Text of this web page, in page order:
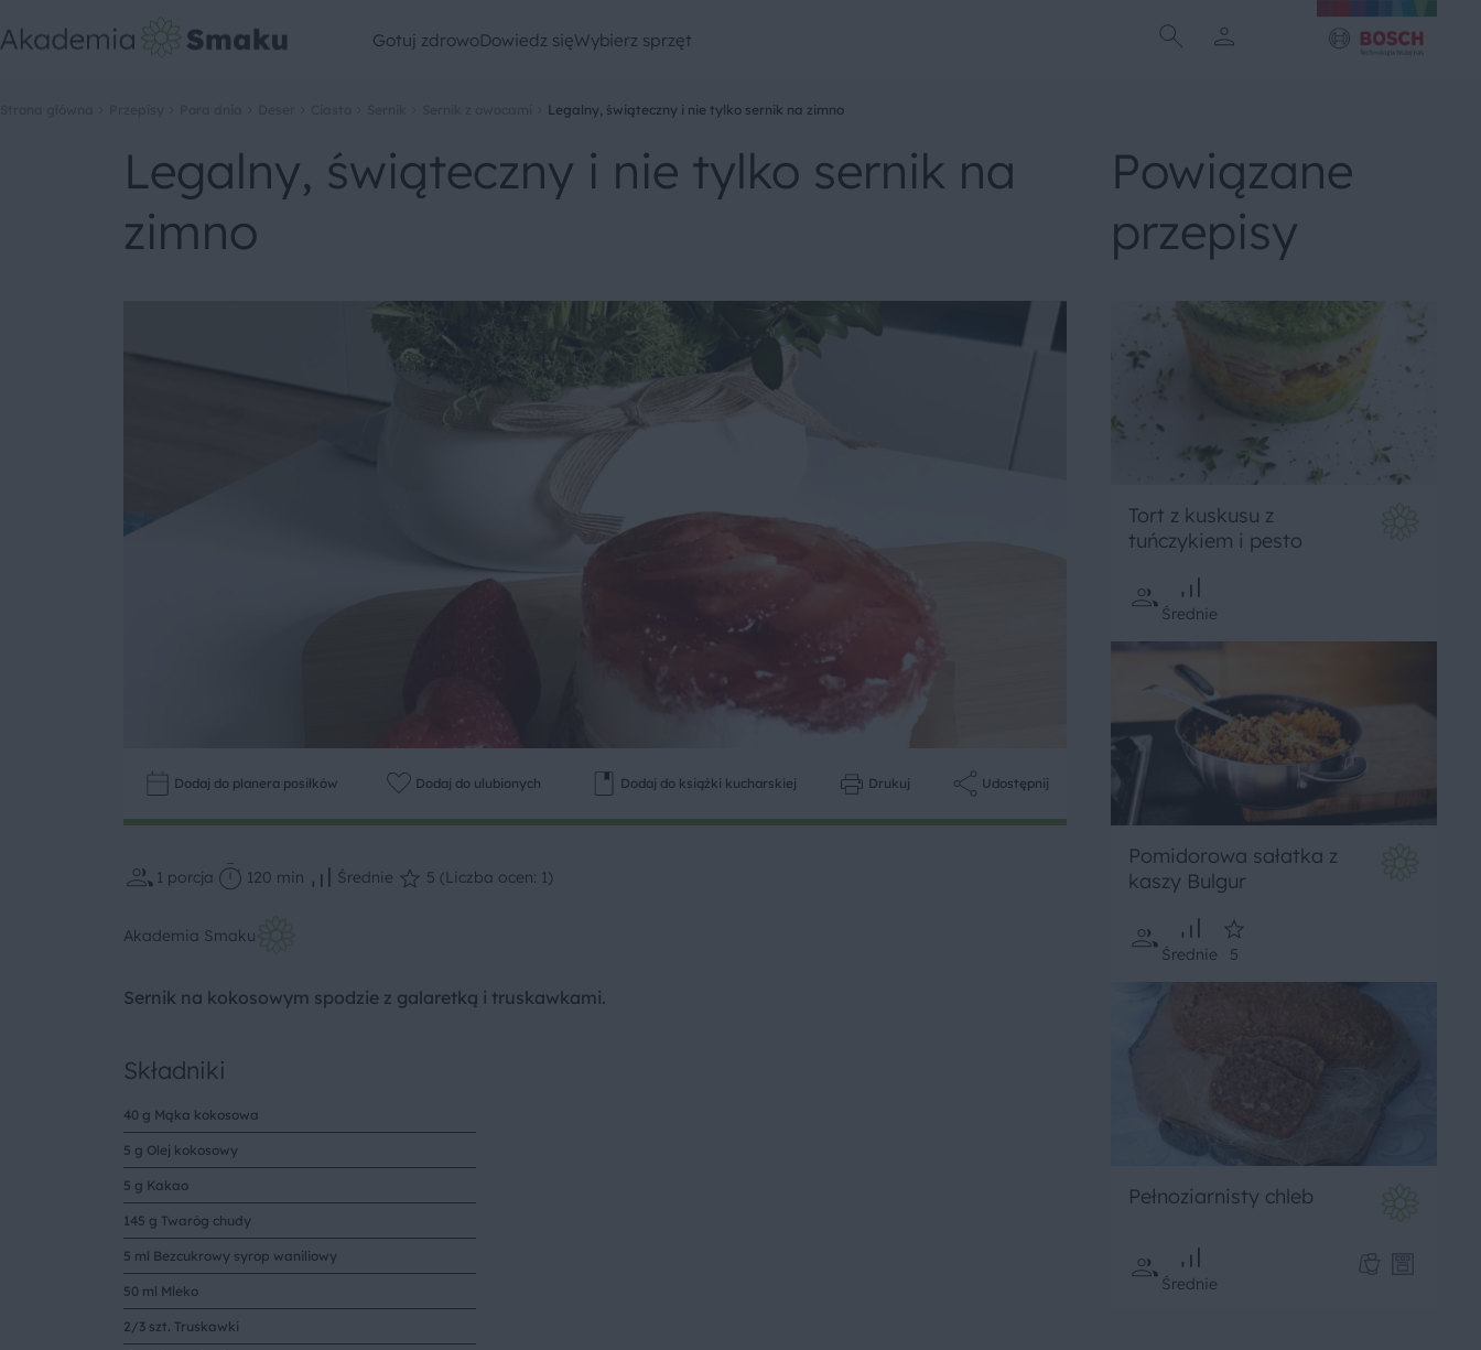
Gotuj zdrowoDowiedz sięWybierz sprzęt
Legalny, świąteczny i nie tylko sernik na zimno
Legalny, świąteczny i nie tylko sernik na
zimno
Dodaj do planera posiłków Dodaj do ulubionych Dodaj do książki kucharskiej Drukuj Udostępnij
1 porcja 120 min Średnie 5 (Liczba ocen: 1)
Akademia Smaku
Sernik na kokosowym spodzie z galaretką i truskawkami.
Składniki
40 g Mąka kokosowa
5 g Olej kokosowy
5 g Kakao
145 g Twaróg chudy
5 ml Bezcukrowy syrop waniliowy
50 ml Mleko
2/3 szt. Truskawki
Powiązane
przepisy
Tort z kuskusu z
tuńczykiem i pesto
Średnie
Pomidorowa sałatka z
kaszy Bulgur
Średnie 5
Pełnoziarnisty chleb
Średnie